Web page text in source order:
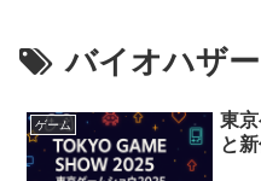
バイオハザ
ゲーム
東
と